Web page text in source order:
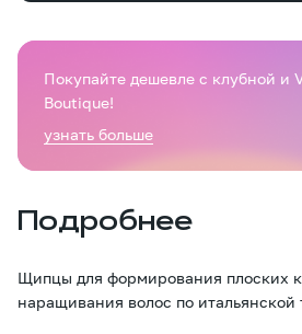
Подробнее
Щипцы для формирования плоских
наращивания волос по итальянской
Покупайте дешевле с клубной и
Boutique!
узнать больше